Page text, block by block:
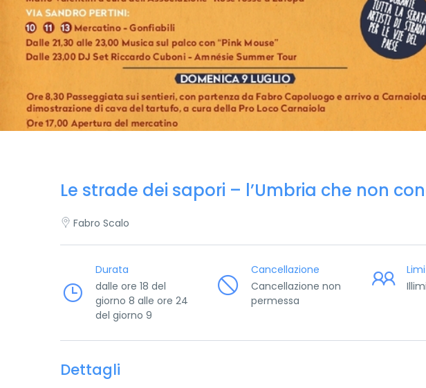
Le strade dei sapori – l’Umbria che non
Fabro Scalo
Durata
dalle ore 18 del
giorno 8 alle ore 24
del giorno 9
Cancellazione
Cancellazione non
permessa
Dettagli